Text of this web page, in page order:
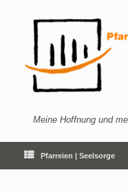
Meine Hoffnung und
Pfarreien | Seelsorge